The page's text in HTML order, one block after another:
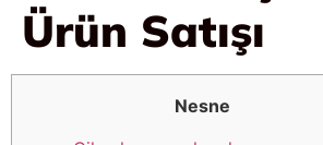
Ürün Satışı
Nesne